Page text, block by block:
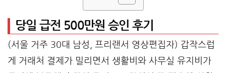
당일 급전 500만원 승인 후기
(서울 거주 30대 남성, 프리랜서 영상편집자) 갑작스럽
게 거래처 결제가 밀리면서 생활비와 사무실 유지비가